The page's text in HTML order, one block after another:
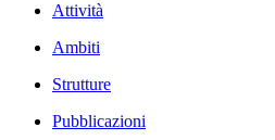
Attività
Ambiti
Strutture
Pubblicazioni